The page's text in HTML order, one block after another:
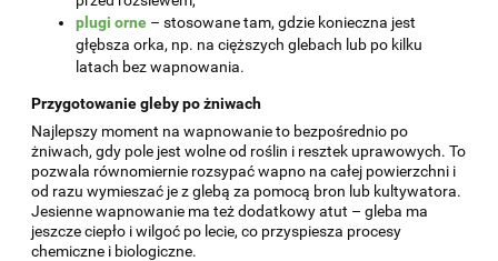
plugi orne – stosowane tam, gdzie konieczna jest
głębsza orka, np. na cięższych glebach lub po kilku
latach bez wapnowania.
Przygotowanie gleby po żniwach
Najlepszy moment na wapnowanie to bezpośrednio po
żniwach, gdy pole jest wolne od roślin i resztek uprawowych. To
pozwala równomiernie rozsypać wapno na całej powierzchni i
od razu wymieszać je z glebą za pomocą bron lub kultywatora.
Jesienne wapnowanie ma też dodatkowy atut – gleba ma
jeszcze ciepło i wilgoć po lecie, co przyspiesza procesy
chemiczne i biologiczne.